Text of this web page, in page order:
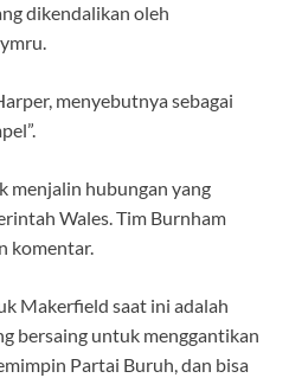
dikendalikan oleh
menyebutnya sebagai
menjalin hubungan yang
Wales. Tim Burnham
komentar.
Makerfield saat ini adalah
bersaing untuk menggantikan
Partai Buruh, dan bisa